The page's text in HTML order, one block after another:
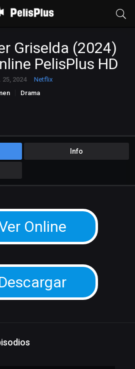
Griselda (2024)
PelisPlus HD
25, 2024
Netflix
Drama
Info
Online